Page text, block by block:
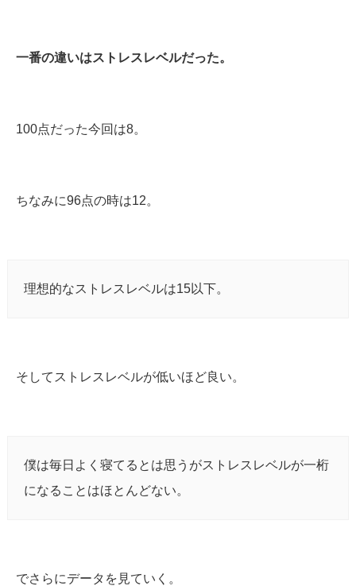
一番の違いはストレスレベルだった。
100点だった今回は8。
ちなみに96点の時は12。
理想的なストレスレベルは15以下。
そしてストレスレベルが低いほど良い。
僕は毎日よく寝てるとは思うがストレスレベルが一桁
になることはほとんどない。
でさらにデータを見ていく。